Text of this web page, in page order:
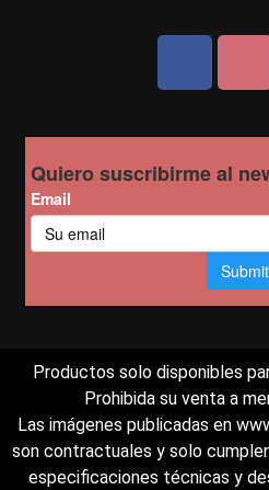
Productos solo disponibles
Prohibida su venta a
Las imágenes publicadas en
son contractuales y solo
especificaciones técnicas y